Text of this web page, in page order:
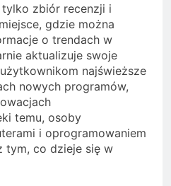
zbiór recenzji i
gdzie można
o trendach w
aktualizuje swoje
najświeższe
nowych programów,
temu, osoby
i oprogramowaniem
tym, co dzieje się w